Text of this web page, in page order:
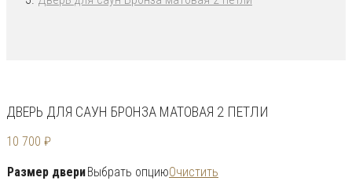
ДВЕРЬ ДЛЯ САУН БРОНЗА МАТОВАЯ 2 ПЕТЛИ
10 700 ₽
Размер двериВыбрать опциюОчистить